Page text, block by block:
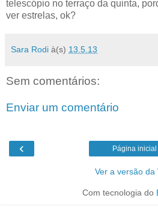
telescópio no terraço da quinta,
ver estrelas, ok?
Sara Rodi à(s) 13.5.13
Sem comentários:
Enviar um comentário
‹ Página inicial
Ver a versão da
Com tecnologia do